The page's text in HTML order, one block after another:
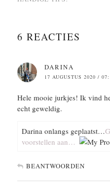
6 REACTIES
DARINA
17 AUGUSTUS 2020 /
Hele mooie jurkjes! Ik vind
echt geweldig.
Darina onlangs geplaatst…
voorstellen aan…
BEANTWOORDEN